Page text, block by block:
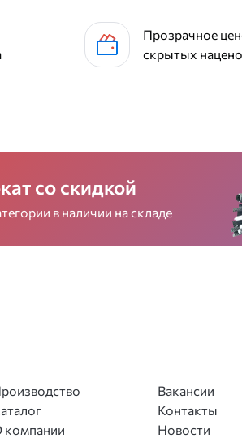
Прозрачное
скрытых
со скидкой
в наличии на складе
компании
Вакансии
Контакты
Новости